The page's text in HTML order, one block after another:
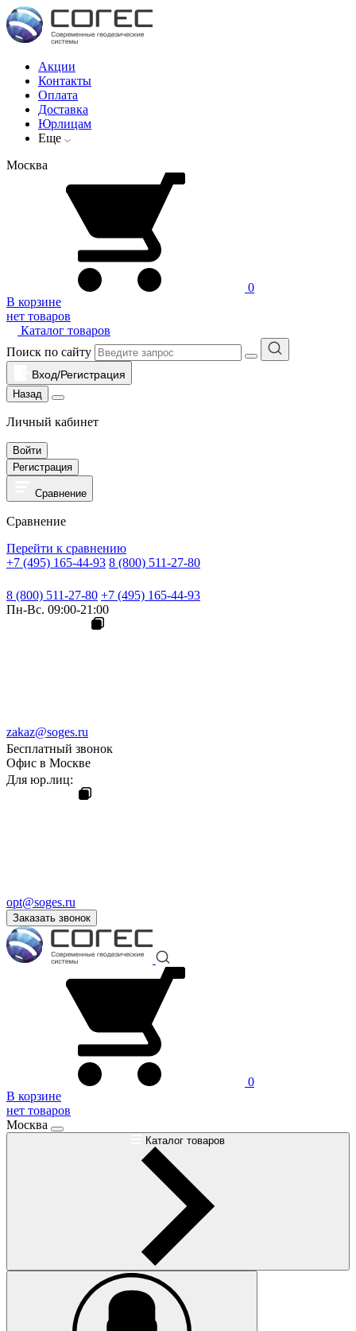
Акции
Контакты
Оплата
Доставка
Юрлицам
Еще
Москва
0
В корзине
нет товаров
Каталог товаров
Поиск по сайту
Вход/Регистрация
Назад
Личный кабинет
Войти
Регистрация
Сравнение
Сравнение
Перейти к сравнению
+7 (495) 165-44-93 8 (800) 511-27-80
8 (800) 511-27-80 +7 (495) 165-44-93
Пн-Вс. 09:00-21:00
zakaz@soges.ru
Бесплатный звонок
Офис в Москве
Для юр.лиц:
opt@soges.ru
Заказать звонок
0
В корзине
нет товаров
Москва
Каталог товаров